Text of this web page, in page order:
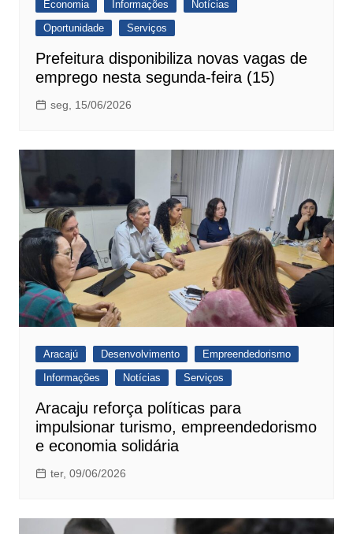
Economia Informações
Notícias
Oportunidade
Serviços
Prefeitura disponibiliza novas vagas de
emprego nesta segunda-feira (15)
seg, 15/06/2026
Aracajú Desenvolvimento
Empreendedorismo
Informações
Notícias Serviços
Aracaju reforça políticas para
impulsionar turismo, empreendedorismo
e economia solidária
ter, 09/06/2026